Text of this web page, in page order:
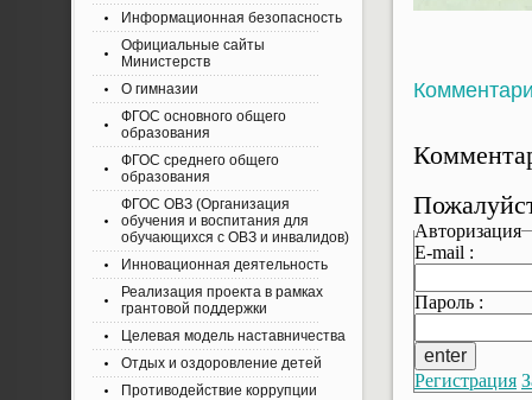
Авторизация
E-mail :
Пароль :
Регистрация
Информационная безопасность
Официальные сайты
Министерств
О гимназии
ФГОС основного общего
образования
ФГОС среднего общего
образования
ФГОС ОВЗ (Организация
обучения и воспитания для
обучающихся с ОВЗ и инвалидов)
Инновационная деятельность
Реализация проекта в рамках
грантовой поддержки
Целевая модель наставничества
Отдых и оздоровление детей
Противодействие коррупции